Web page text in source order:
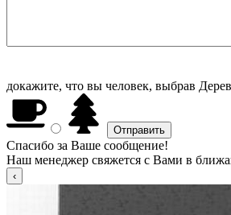
докажите, что вы человек, выбрав
Спасибо за Ваше сообщение!
Наш менеджер свяжется с Вами в